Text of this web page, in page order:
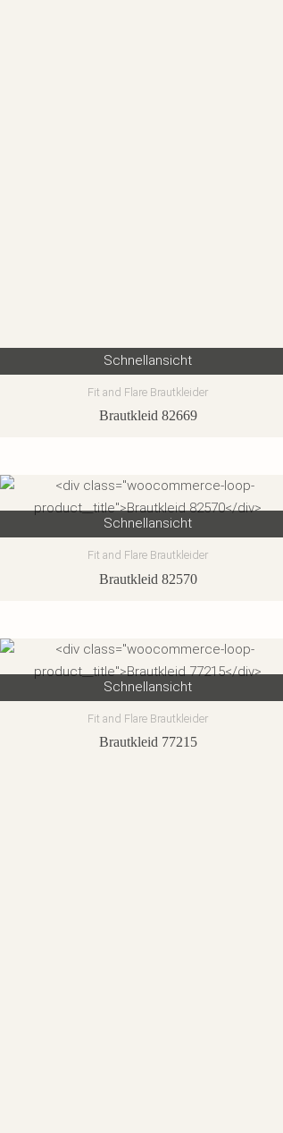
Schnellansicht
Fit and Flare Brautkleider
Brautkleid 82669
Schnellansicht
Fit and Flare Brautkleider
Brautkleid 82570
Schnellansicht
Fit and Flare Brautkleider
Brautkleid 77215